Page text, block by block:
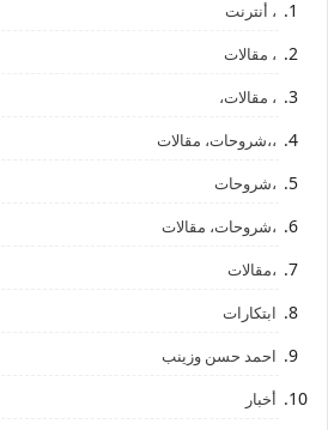
، أنترنت
، مقالات
، مقالات،
،،شروحات، مقالات
،شروحات
،شروحات، مقالات
،مقالات
ابتكارات
احمد حسن وزينب
أخبار